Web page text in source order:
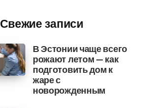
Свежие записи
В Эстонии чаще всего
рожают летом — как
подготовить дом к
жаре с
новорожденным